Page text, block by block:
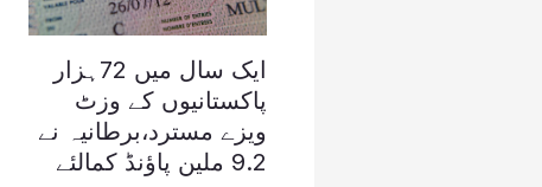
ایک سال میں 72ہزار
پاکستانیوں کے وزٹ
ویزے مسترد،برطانیہ نے
9.2 ملین پاؤنڈ کمالئے